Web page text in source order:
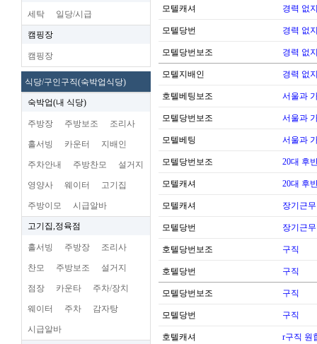
세탁 일당/시급
캠핑장
캠핑장
식당/구인구직(숙박업식당)
숙박업(내 식당)
주방장 주방보조 조리사
홀서빙 카운터 지배인
주차안내 주방찬모 설거지
영양사 웨이터 고기집
주방이모 시급알바
고기집,정육점
홀서빙 주방장 조리사
찬모 주방보조 설거지
점장 카운타 주차/장치
웨이터 주차 감자탕
시급알바
모텔캐셔 경력 없
모텔당번 경력 없
모텔당번보조 경력 없
모텔지배인 경력 없
호텔베팅보조 서울과
모텔당번보조 서울과
모텔베팅 서울과
모텔당번보조 20대 후
모텔캐셔 20대 후
모텔캐셔 장기근
모텔당번 장기근
호텔당번보조 구직
호텔당번 구직
모텔당번보조 구직
모텔당번 구직
호텔캐셔 r구직 원